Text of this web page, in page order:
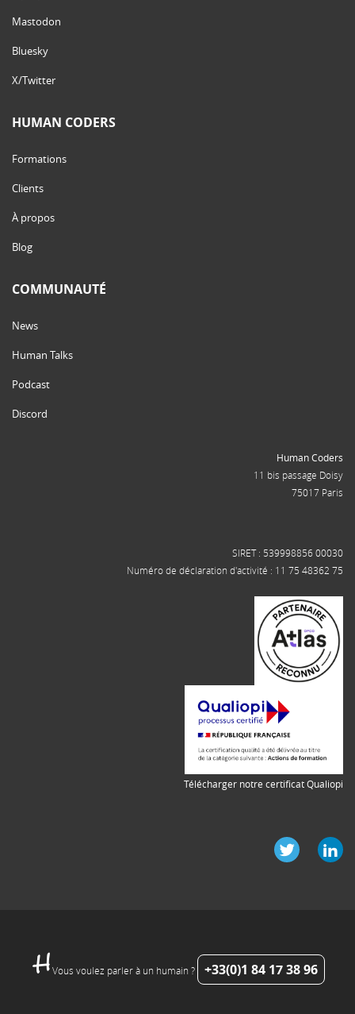
Mastodon
Bluesky
X/Twitter
HUMAN CODERS
Formations
Clients
À propos
Blog
COMMUNAUTÉ
News
Human Talks
Podcast
Discord
Human Coders
11 bis passage Doisy
75017 Paris
SIRET : 539998856 00030
Numéro de déclaration d'activité : 11 75 48362 75
Télécharger notre certificat Qualiopi
Vous voulez parler à un humain ? +33(0)1 84 17 38 96